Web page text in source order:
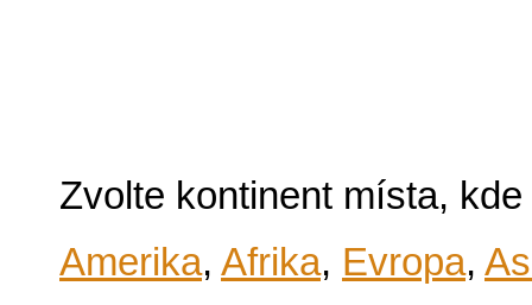
Zvolte kontinent místa,
Amerika, Afrika, Evropa,